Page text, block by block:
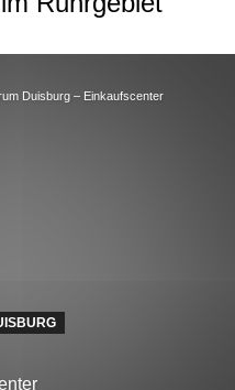
Duisburg – Einkaufscenter